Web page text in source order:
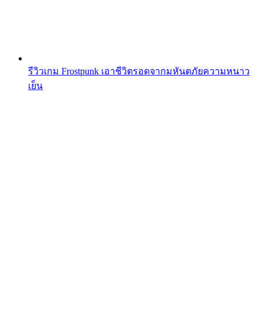
รีวิวเกม Frostpunk เอาชีวิตรอดจากมหันตภัยความหนาว
เย็น